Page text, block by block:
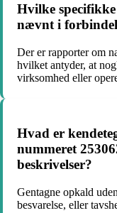
Hvilke
nævnt i
Der er rapporter om
hvilket antyder, at
virksomhed eller
Hvad er
nummeret
beskrivelser?
Gentagne opkald
besvarelse, eller